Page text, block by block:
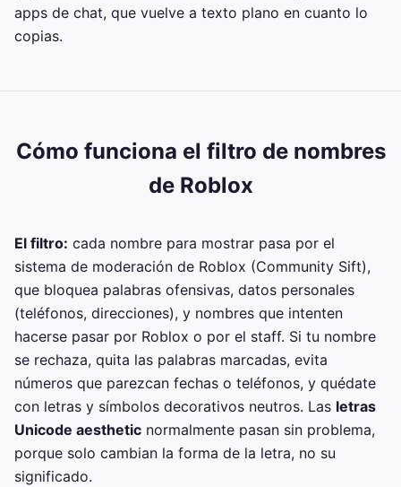
apps de chat, que vuelve a texto plano en cuanto lo
copias.
Cómo funciona el filtro de nombres
de Roblox
El filtro: cada nombre para mostrar pasa por el
sistema de moderación de Roblox (Community Sift),
que bloquea palabras ofensivas, datos personales
(teléfonos, direcciones), y nombres que intenten
hacerse pasar por Roblox o por el staff. Si tu nombre
se rechaza, quita las palabras marcadas, evita
números que parezcan fechas o teléfonos, y quédate
con letras y símbolos decorativos neutros. Las letras
Unicode aesthetic normalmente pasan sin problema,
porque solo cambian la forma de la letra, no su
significado.